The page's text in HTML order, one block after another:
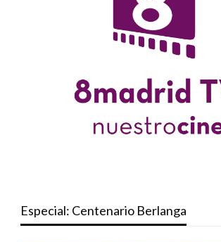
Especial: Centenario Berlanga